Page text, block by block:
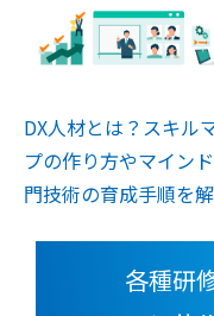
DX人材とは？スキル
プの作り方やマイン
門技術の育成手順を
各種研